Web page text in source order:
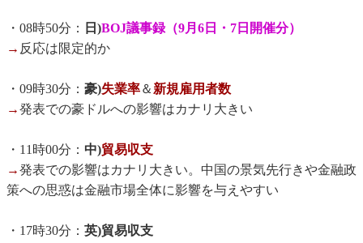
・08時50分： 日)BOJ議事録（9月6日・7日開催分）
→ 反応は限定的か
・09時30分： 豪)失業率＆新規雇用者数
→発表での豪ドルへの影響はカナリ大きい
・11時00分： 中)貿易収支
→発表での影響はカナリ大きい。中国の景気先行きや金融政
策への思惑は金融市場全体に影響を与えやすい
・17時30分： 英)貿易収支